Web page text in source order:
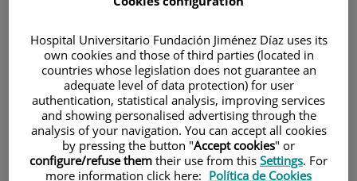
selectorHospital Universitario Fundación Jiménez Díaz uses its
own cookies and those of third parties (located in
countries whose legislation does not guarantee an
adequate level of data protection) for user
authentication, statistical analysis, improving services
and showing personalised advertising through the
analysis of your navigation. You can accept all cookies
by pressing the button "Accept cookies" or
configure/refuse them their use from this Settings. For
more information click here: Política de Cookies